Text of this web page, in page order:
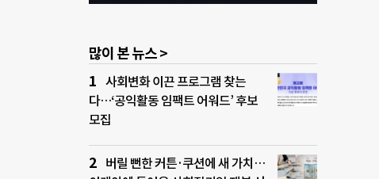
많이 본 뉴스 >
사회변화 이끈 프로그램 찾는
다…‘공익활동 임팩트 어워드’ 후보
모집
버릴 뻔한 커튼·쿠션에 새 가치…